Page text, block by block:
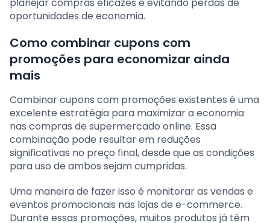
oportunidades de economia.
Como combinar cupons com
promoções para economizar ainda
mais
Combinar cupons com promoções existentes é uma
excelente estratégia para maximizar a economia
nas compras de supermercado online. Essa
combinação pode resultar em reduções
significativas no preço final, desde que as condições
para uso de ambos sejam cumpridas.
Uma maneira de fazer isso é monitorar as vendas e
eventos promocionais nas lojas de e-commerce.
Durante essas promoções, muitos produtos já têm